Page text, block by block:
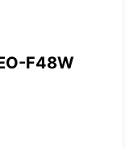
F48W